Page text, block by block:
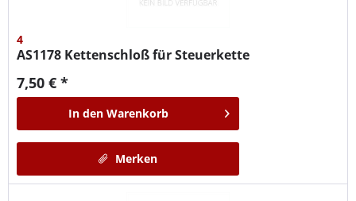
4
AS1178 Kettenschloß für Steuerkette
7,50 € *
In den Warenkorb
Merken